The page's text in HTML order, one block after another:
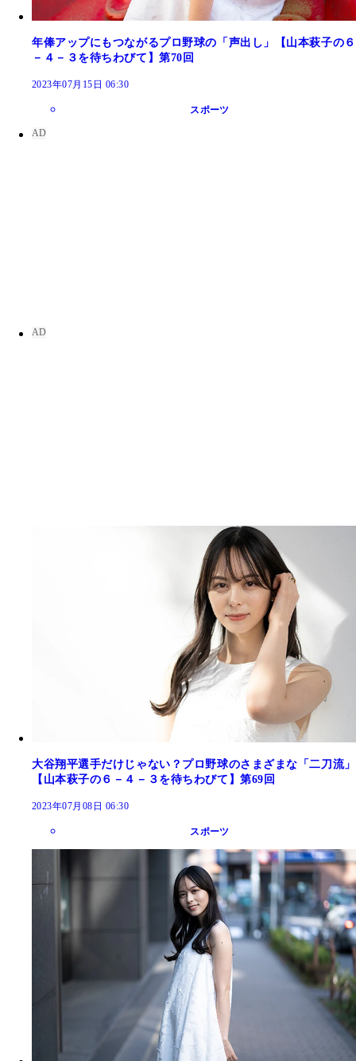
年俸アップにもつながるプロ野球の「声出し」【山本萩子の６
－４－３を待ちわびて】第70回
2023年07月15日 06:30
スポーツ
大谷翔平選手だけじゃない？プロ野球のさまざまな「二刀流」
【山本萩子の６－４－３を待ちわびて】第69回
2023年07月08日 06:30
スポーツ